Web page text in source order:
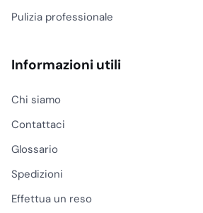
Pulizia professionale
Informazioni utili
Chi siamo
Contattaci
Glossario
Spedizioni
Effettua un reso